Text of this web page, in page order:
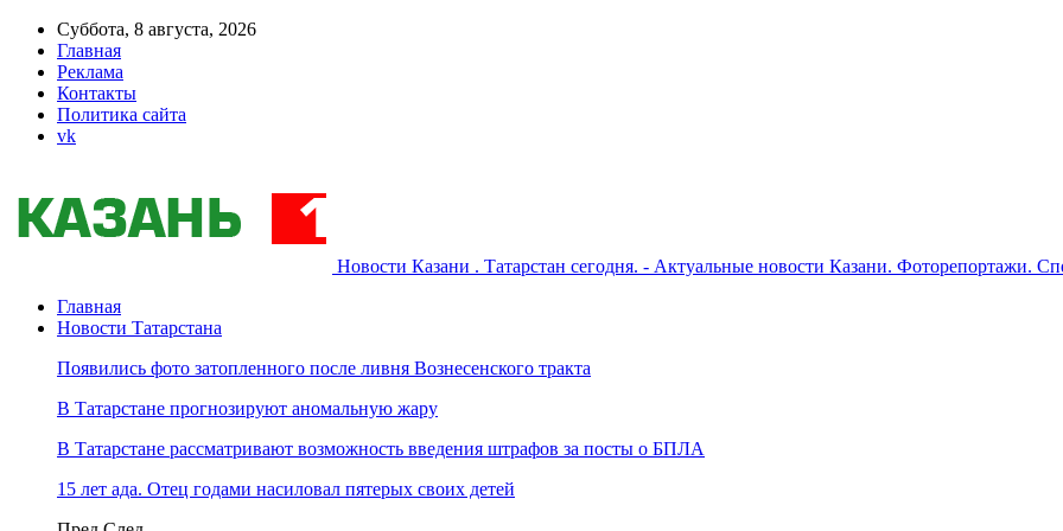
Суббота, 8 августа, 2026
Главная
Реклама
Контакты
Политика сайта
vk
Новости Казани . Татарстан сегодня. - Актуальные новости Казани. Фоторепортажи.
Главная
Новости Татарстана
Появились фото затопленного после ливня Вознесенского тракта
В Татарстане прогнозируют аномальную жару
В Татарстане рассматривают возможность введения штрафов за посты о БПЛА
15 лет ада. Отец годами насиловал пятерых своих детей